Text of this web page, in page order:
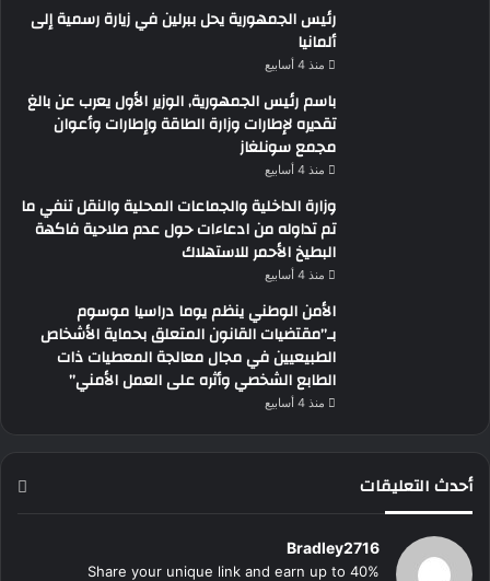
رئيس الجمهورية يحل ببرلين في زيارة رسمية إلى
ألمانيا
منذ 4 أسابيع
باسم رئيس الجمهورية, الوزير الأول يعرب عن بالغ
تقديره لإطارات وزارة الطاقة وإطارات وأعوان
مجمع سونلغاز
منذ 4 أسابيع
وزارة الداخلية والجماعات المحلية والنقل تنفي ما
تم تداوله من ادعاءات حول عدم صلاحية فاكهة
البطيخ الأحمر للاستهلاك
منذ 4 أسابيع
الأمن الوطني ينظم يوما دراسيا موسوم
بـ”مقتضيات القانون المتعلق بحماية الأشخاص
الطبيعيين في مجال معالجة المعطيات ذات
الطابع الشخصي وأثره على العمل الأمني”
منذ 4 أسابيع
أحدث التعليقات
Bradley2716
Share your unique link and earn up to 40%